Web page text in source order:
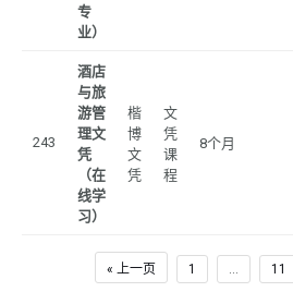
专
业）
243
酒店
与旅
游管
理文
凭
（在
线学
习）
楷
博
文
凭
文
凭
课
程
8个月
« 上一页 1 11